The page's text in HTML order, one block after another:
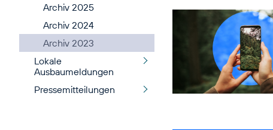
Archiv 2025
Archiv 2024
Archiv 2023
Lokale
Ausbaumeldungen
Pressemitteilungen